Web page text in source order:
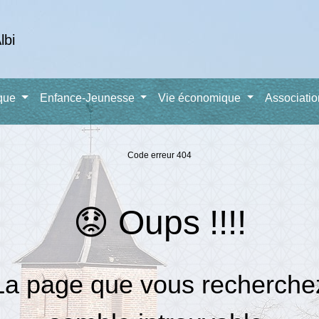
Enfance-Jeunesse Vie économique
Code erreur 404
😟 Oups !!!!
page que vous